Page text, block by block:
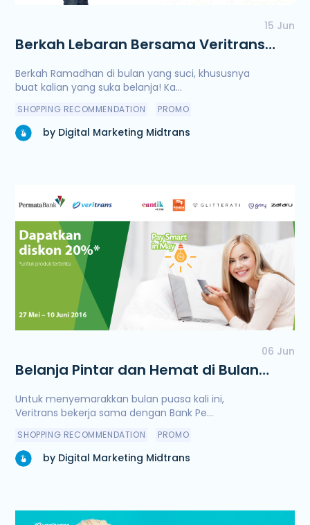
15 Jun
Berkah Lebaran Bersama Veritrans
dan Bank BTN
Berkah Ramadhan di bulan yang suci, khususnya
buat kalian yang suka belanja! Ka...
SHOPPING RECOMMENDATION PROMO
by Digital Marketing Midtrans
06 Jun
Belanja Pintar dan Hemat di Bulan
Penuh Berkah
Untuk menyemarakkan bulan puasa kali ini,
Veritrans bekerja sama dengan Bank Pe...
SHOPPING RECOMMENDATION PROMO
by Digital Marketing Midtrans